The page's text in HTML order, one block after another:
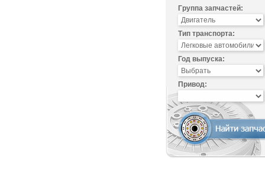
Группа запчастей:
Тип транспорта:
Год выпуска:
Привод: